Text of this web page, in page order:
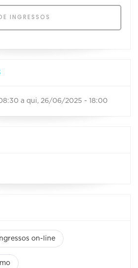
INGRESSOS
a qui, 26/06/2025 - 18:00
Ingressos on-line